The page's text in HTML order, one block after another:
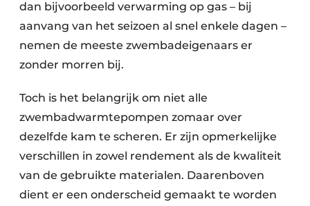
dan bijvoorbeeld verwarming op gas – bij
aanvang van het seizoen al snel enkele dagen –
nemen de meeste zwembadeigenaars er
zonder morren bij.
Toch is het belangrijk om niet alle
zwembadwarmtepompen zomaar over
dezelfde kam te scheren. Er zijn opmerkelijke
verschillen in zowel rendement als de kwaliteit
van de gebruikte materialen. Daarenboven
dient er een onderscheid gemaakt te worden